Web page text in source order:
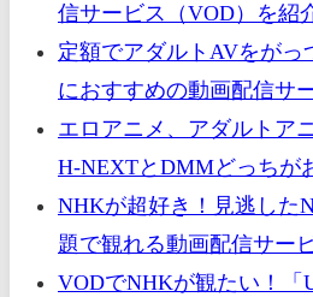
信サービス（VOD）を紹
定額でアダルトAVをがっ
におすすめの動画配信サ
エロアニメ、アダルトア
H-NEXTとDMMどっちが
NHKが超好き！見逃した
題で観れる動画配信サー
VODでNHKが観たい！「